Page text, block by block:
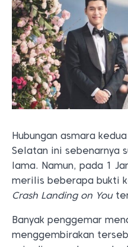
Hubungan asmara
Selatan ini sebenarnya
lama. Namun, pada 1
merilis beberapa bukti
Crash Landing on You
Banyak penggemar
menggembirakan